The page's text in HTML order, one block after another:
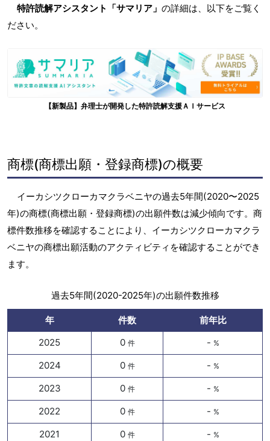
特許読解アシスタント「サマリア」 の詳細は、以下をご覧く
ださい。
【新製品】弁理士が開発した特許読解支援ＡＩサービス
商標(商標出願・登録商標)の概要
イーカシツクローカマクラベニヤの過去5年間(2020〜2025
年)の商標(商標出願・登録商標)の出願件数は減少傾向です。商
標件数推移を確認することにより、イーカシツクローカマクラ
ベニヤの商標出願活動のアクティビティを確認することができ
ます。
過去5年間(2020-2025年)の出願件数推移
年 件数
前年比
2025
0 件 - %
2024 0 件 - %
2023 0 件 - %
2022 0 件 - %
2021 0 件 - %